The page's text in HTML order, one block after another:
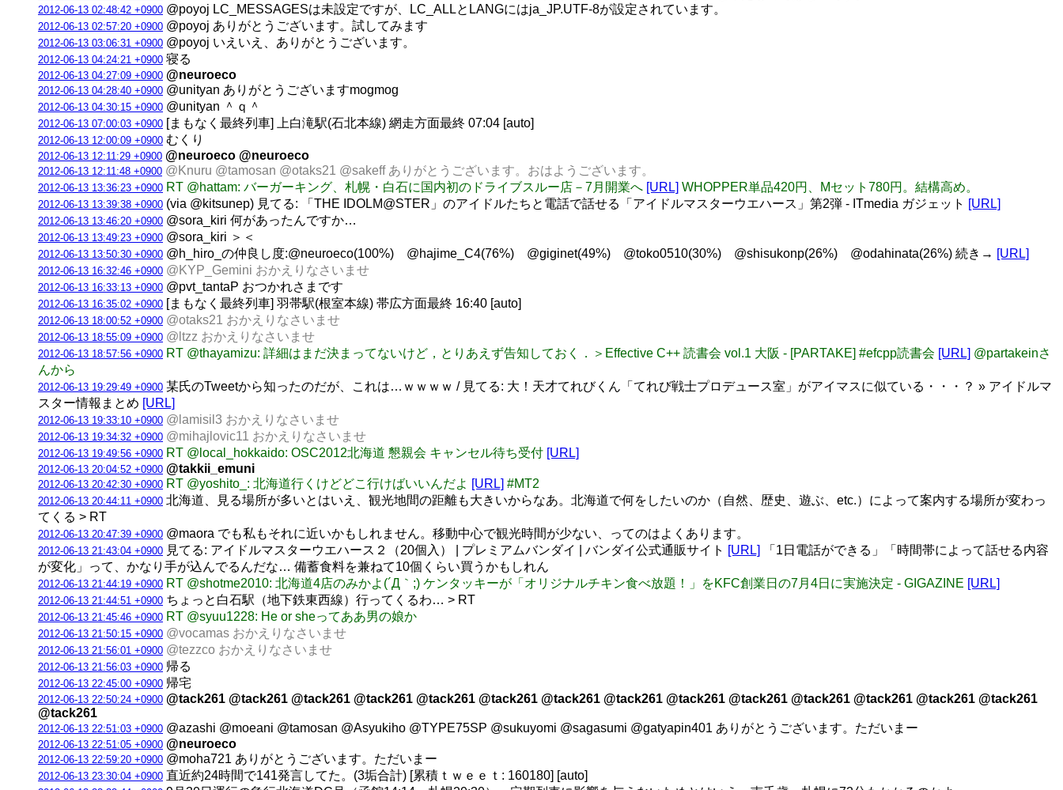
2012-06-13 02:48:42 +0900 @poyoj LC_MESSAGESは未設定ですが、LC_ALLとLANGにはja_JP.UTF-8が設定されています。
2012-06-13 02:57:20 +0900 @poyoj ありがとうございます。試してみます
2012-06-13 03:06:31 +0900 @poyoj いえいえ、ありがとうございます。
2012-06-13 04:24:21 +0900 寝る
2012-06-13 04:27:09 +0900 @neuroeco
2012-06-13 04:28:40 +0900 @unityan ありがとうございますmogmog
2012-06-13 04:30:15 +0900 @unityan ＾ｑ＾
2012-06-13 07:00:03 +0900 [まもなく最終列車] 上白滝駅(石北本線) 網走方面最終 07:04 [auto]
2012-06-13 12:00:09 +0900 むくり
2012-06-13 12:11:29 +0900 @neuroeco @neuroeco
2012-06-13 12:11:48 +0900 @Knuru @tamosan @otaks21 @sakeff ありがとうございます。おはようございます。
2012-06-13 13:36:23 +0900 RT @hattam: バーガーキング、札幌・白石に国内初のドライブスルー店－7月開業へ [URL] WHOPPER単品420円、Mセット780円。結構高め。
2012-06-13 13:39:38 +0900 (via @kitsunep) 見てる: 「THE IDOLM@STER」のアイドルたちと電話で話せる「アイドルマスターウエハース」第2弾 - ITmedia ガジェット [URL]
2012-06-13 13:46:20 +0900 @sora_kiri 何があったんですか…
2012-06-13 13:49:23 +0900 @sora_kiri ＞＜
2012-06-13 13:50:30 +0900 @h_hiro_の仲良し度:@neuroeco(100%) @hajime_C4(76%) @giginet(49%) @toko0510(30%) @shisukonp(26%) @odahinata(26%) 続き→ [URL]
2012-06-13 16:32:46 +0900 @KYP_Gemini おかえりなさいませ
2012-06-13 16:33:13 +0900 @pvt_tantaP おつかれさまです
2012-06-13 16:35:02 +0900 [まもなく最終列車] 羽帯駅(根室本線) 帯広方面最終 16:40 [auto]
2012-06-13 18:00:52 +0900 @otaks21 おかえりなさいませ
2012-06-13 18:55:09 +0900 @ltzz おかえりなさいませ
2012-06-13 18:57:56 +0900 RT @thayamizu: 詳細はまだ決まってないけど，とりあえず告知しておく．＞Effective C++ 読書会 vol.1 大阪 - [PARTAKE] #efcpp読書会 [URL] @partakeinさ
んから
2012-06-13 19:29:49 +0900 某氏のTweetから知ったのだが、これは…ｗｗｗｗ / 見てる: 大！天才てれびくん「てれび戦士プロデュース室」がアイマスに似ている・・・？ » アイドルマ
スター情報まとめ [URL]
2012-06-13 19:33:10 +0900 @lamisil3 おかえりなさいませ
2012-06-13 19:34:32 +0900 @mihajlovic11 おかえりなさいませ
2012-06-13 19:49:56 +0900 RT @local_hokkaido: OSC2012北海道 懇親会 キャンセル待ち受付 [URL]
2012-06-13 20:04:52 +0900 @takkii_emuni
2012-06-13 20:42:30 +0900 RT @yoshito_: 北海道行くけどどこ行けばいいんだよ [URL] #MT2
2012-06-13 20:44:11 +0900 北海道、見る場所が多いとはいえ、観光地間の距離も大きいからなあ。北海道で何をしたいのか（自然、歴史、遊ぶ、etc.）によって案内する場所が変わっ
てくる > RT
2012-06-13 20:47:39 +0900 @maora でも私もそれに近いかもしれません。移動中心で観光時間が少ない、ってのはよくあります。
2012-06-13 21:43:04 +0900 見てる: アイドルマスターウエハース２（20個入） | プレミアムバンダイ | バンダイ公式通販サイト [URL]
「1日電話ができる」「時間帯によって話せる内容
が変化」って、かなり手が込んでるんだな… 備蓄食料を兼ねて10個くらい買うかもしれん
2012-06-13 21:44:19 +0900 RT @shotme2010: 北海道4店のみかよ(´Д｀;) ケンタッキーが「オリジナルチキン食べ放題！」をKFC創業日の7月4日に実施決定 - GIGAZINE [URL]
2012-06-13 21:44:51 +0900 ちょっと白石駅（地下鉄東西線）行ってくるわ… > RT
2012-06-13 21:45:46 +0900 RT @syuu1228: He or sheってああ男の娘か
2012-06-13 21:50:15 +0900 @vocamas おかえりなさいませ
2012-06-13 21:56:01 +0900 @tezzco おかえりなさいませ
2012-06-13 21:56:03 +0900 帰る
2012-06-13 22:45:00 +0900 帰宅
2012-06-13 22:50:24 +0900 @tack261 @tack261 @tack261 @tack261 @tack261 @tack261 @tack261 @tack261 @tack261 @tack261 @tack261 @tack261 @tack261 @tack261
@tack261
2012-06-13 22:51:03 +0900 @azashi @moeani @tamosan @Asyukiho @TYPE75SP @sukuyomi @sagasumi @gatyapin401 ありがとうございます。ただいまー
2012-06-13 22:51:05 +0900 @neuroeco
2012-06-13 22:59:20 +0900 @moha721 ありがとうございます。ただいまー
2012-06-13 23:30:04 +0900 直近約24時間で141発言してた。(3垢合計) [累積ｔｗｅｅｔ: 160180] [auto]